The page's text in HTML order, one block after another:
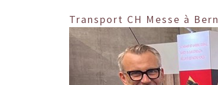
Transport CH Messe à Bern